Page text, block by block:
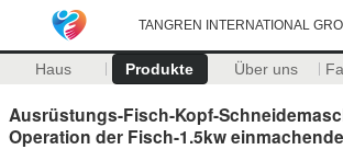
TANGREN INTERNATIONAL
Haus Produkte Über uns
Ausrüstungs-Fisch-Kopf-
Operation der Fisch-1.5kw einmachende